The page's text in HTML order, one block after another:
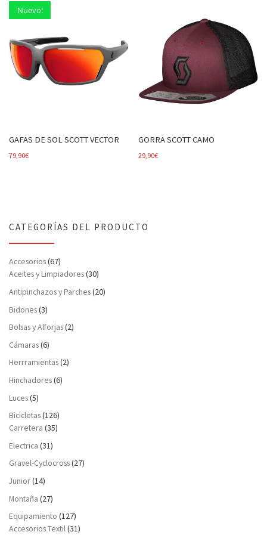
Nuevo!
GAFAS DE SOL SCOTT VECTOR
79,90€
GORRA SCOTT CAMO
29,90€
CATEGORÍAS DEL PRODUCTO
Accesorios(67)
Aceites y Limpiadores(30)
Antipinchazos y Parches(20)
Bidones(3)
Bolsas y Alforjas(2)
Cámaras(6)
Herrramientas(2)
Hinchadores(6)
Luces(5)
Bicicletas(126)
Carretera (35)
Electrica (31)
Gravel-Cyclocross(27)
Junior(14)
Montaña (27)
Equipamiento (127)
Accesorios Textil(31)